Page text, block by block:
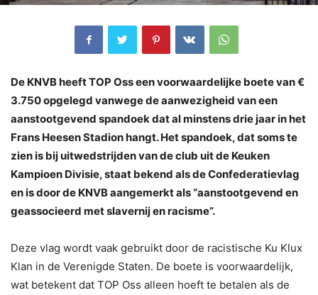
De KNVB heeft TOP Oss een voorwaardelijke boete van €
3.750 opgelegd vanwege de aanwezigheid van een
aanstootgevend spandoek dat al minstens drie jaar in het
Frans Heesen Stadion hangt. Het spandoek, dat soms te
zien is bij uitwedstrijden van de club uit de Keuken
Kampioen Divisie, staat bekend als de Confederatievlag
en is door de KNVB aangemerkt als “aanstootgevend en
geassocieerd met slavernij en racisme”.
Deze vlag wordt vaak gebruikt door de racistische Ku Klux
Klan in de Verenigde Staten. De boete is voorwaardelijk,
wat betekent dat TOP Oss alleen hoeft te betalen als de